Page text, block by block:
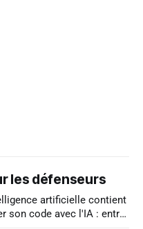
les défenseurs
artificielle contient